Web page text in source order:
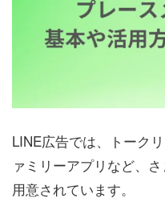
LINE広告では、トーク
ァミリーアプリなど、
用意されています。